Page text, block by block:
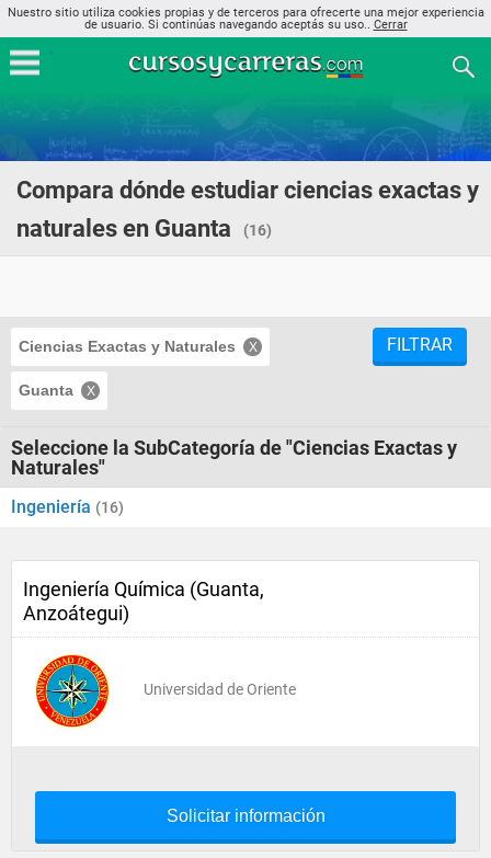
Nuestro sitio utiliza cookies propias y de terceros para ofrecerte una mejor experiencia
de usuario. Si continúas navegando aceptás su uso.. Cerrar
Compara dónde estudiar ciencias exactas y
naturales en Guanta
(16)
Ciencias Exactas y Naturales
Guanta
FILTRAR
Seleccione la SubCategoría de "Ciencias Exactas y
Naturales"
Ingeniería (16)
Ingeniería Química (Guanta,
Anzoátegui)
Universidad de Oriente
Solicitar información